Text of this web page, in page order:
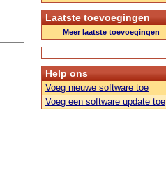
Laatste toevoegingen
Meer laatste toevoegingen
Help ons
Voeg nieuwe software toe
Voeg een software update toe